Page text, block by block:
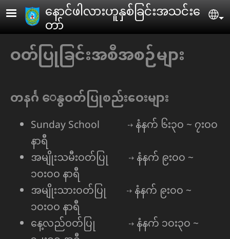
Skip to main content
ေနာင်ဖါလားဟူနှစ်ခြင်းအသင်းေ
တာ်
ဝတ်ပြုခြင်းအစီအစဉ်များ
တနင်္ဂ ေနွဝတ်ပြုစည်းေဝးများ
Sunday School ⇢ နံနက် ၆း၃၀ ~ ၇း၀၀
နာရီ
အမျိုးသမီးဝတ်ပြု ⇢ နံနက် ၉း၀၀ ~
၁၀း၀၀ နာရီ
အမျိုးသားဝတ်ပြု ⇢ နံနက် ၉း၀၀ ~
၁၀း၀၀ နာရီ
ေန့လည်ဝတ်ပြု ⇢ နံနက် ၁၀း၃၀ ~